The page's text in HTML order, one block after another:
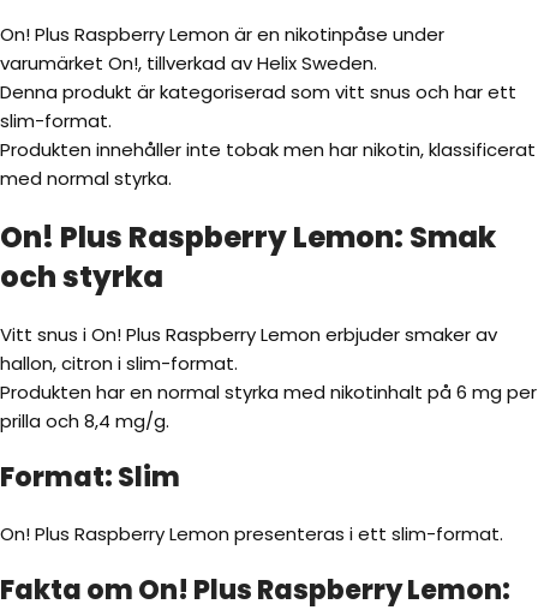
On! Plus Raspberry Lemon är en nikotinpåse under
varumärket On!, tillverkad av Helix Sweden.
Denna produkt är kategoriserad som vitt snus och har ett
slim-format.
Produkten innehåller inte tobak men har nikotin, klassificerat
med normal styrka.
On! Plus Raspberry Lemon: Smak
och styrka
Vitt snus i On! Plus Raspberry Lemon erbjuder smaker av
hallon, citron i slim-format.
Produkten har en normal styrka med nikotinhalt på 6 mg per
prilla och 8,4 mg/g.
Format: Slim
On! Plus Raspberry Lemon presenteras i ett slim-format.
Fakta om On! Plus Raspberry Lemon: